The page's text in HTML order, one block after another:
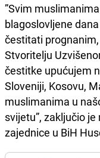
”Svim
blagoslovljene
čestitati
Stvoritelju
čestitke upućujem
Sloveniji, Kosovu,
muslimanima u
svijetu”, zaključio
zajednice u BiH